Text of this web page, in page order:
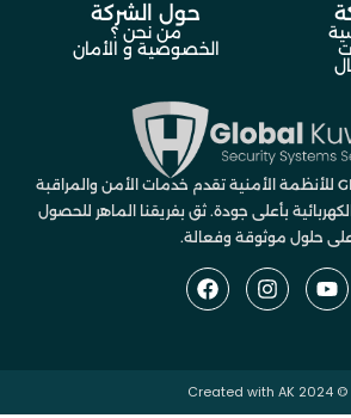
حول الشركة
من نحن ؟
الخصوصية و الأمان
مؤسسة Global Kuwait للأنظمة الأمنية تقدم خدمات الأمن والمراقبة
بأعلى جودة. ثق بفريقنا الماهر للحصول
حلول موثوقة وفعالة.
© 2024 Created with
AK